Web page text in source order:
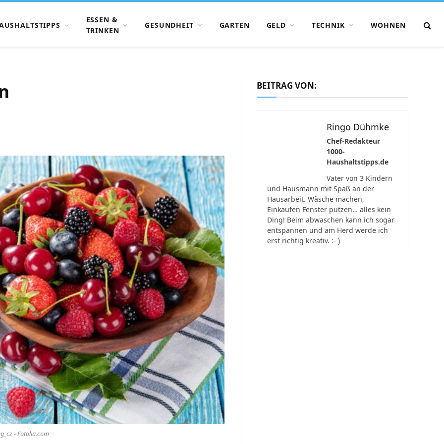
ESSEN &
TRINKEN
GESUNDHEIT GARTEN GELD TECHNIK WOHNEN
- Fotolia.com
BEITRAG VON:
Ringo Dühmke
Chef-Redakteur
1000-
Haushaltstipps.de
Vater von 3 Kindern
und Hausmann mit Spaß an der
Hausarbeit. Wäsche machen,
Einkaufen Fenster putzen… alles kein
Ding! Beim abwaschen kann ich sogar
entspannen und am Herd werde ich
erst richtig kreativ. :- )